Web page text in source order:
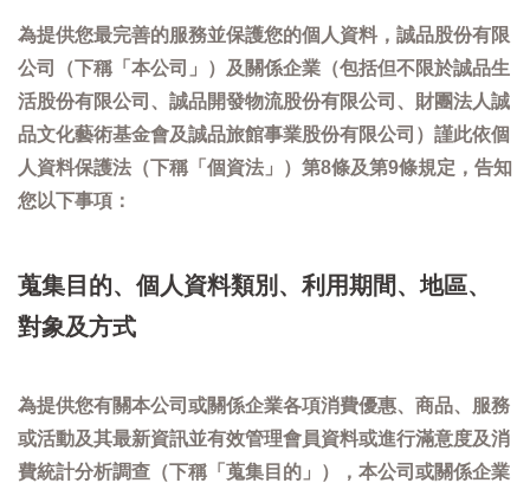
為提供您最完善的服務並保護您的個人資料，誠品股份有限
公司（下稱「本公司」）及關係企業（包括但不限於誠品生
活股份有限公司、誠品開發物流股份有限公司、財團法人誠
品文化藝術基金會及誠品旅館事業股份有限公司）謹此依個
人資料保護法（下稱「個資法」）第8條及第9條規定，告知
您以下事項：
蒐集目的、個人資料類別、利用期間、地區、
對象及方式
為提供您有關本公司或關係企業各項消費優惠、商品、服務
或活動及其最新資訊並有效管理會員資料或進行滿意度及消
費統計分析調查（下稱「蒐集目的」），本公司或關係企業